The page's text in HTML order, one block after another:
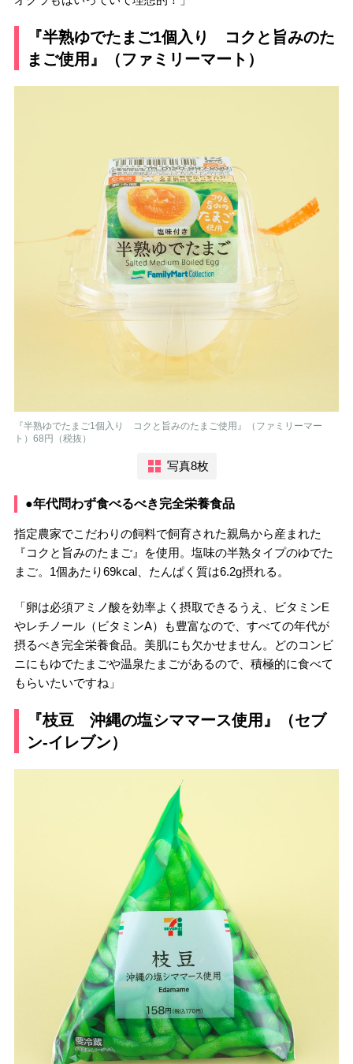
『半熟ゆでたまご1個入り コクと旨みのた
まご使用』（ファミリーマート）
『半熟ゆでたまご1個入り コクと旨みのたまご使用』（ファミリーマー
ト）68円（税抜）
写真8枚
●年代問わず食べるべき完全栄養食品
指定農家でこだわりの飼料で飼育された親鳥から産まれた
『コクと旨みのたまご』を使用。塩味の半熟タイプのゆでた
まご。1個あたり69kcal、たんぱく質は6.2g摂れる。
「卵は必須アミノ酸を効率よく摂取できるうえ、ビタミンE
やレチノール（ビタミンA）も豊富なので、すべての年代が
摂るべき完全栄養食品。美肌にも欠かせません。どのコンビ
ニにもゆでたまごや温泉たまごがあるので、積極的に食べて
もらいたいですね」
『枝豆 沖縄の塩シママース使用』（セブ
ン-イレブン）